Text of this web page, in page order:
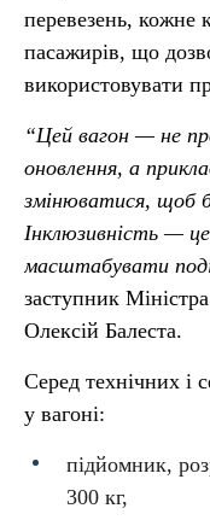
перевезень, кожне
пасажирів, що
використовувати
“Цей вагон — не
оновлення, а
змінюватися, щоб
Інклюзивність —
масштабувати
заступник
Олексій Балеста.
Серед технічних і
у вагоні:
підйомник,
300 кг,